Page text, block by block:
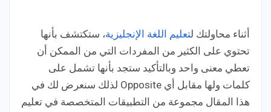
أثناء محاولتك لتعليم اللغة الإنجليزية، ستكتشف بأنها
تحتوي على الكثير من المفردات التي من الممكن أن
تعطي معنى واحد وبالتأكيد ستجد بأنها تشمل على
كلمات ولها مقابل أي Opposite لذلك سنعرض لك في
هذا المقال مجموعة من التطبيقات المتخصصة في تعليم